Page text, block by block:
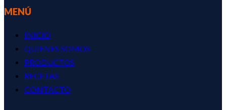
MENÚ
INICIO
QUIENES SOMOS
PRODUCTOS
RECETAS
CONTACTO